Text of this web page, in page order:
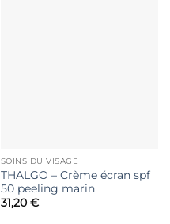
SOINS DU VISAGE
THALGO – Crème écran spf
50 peeling marin
31,20 €